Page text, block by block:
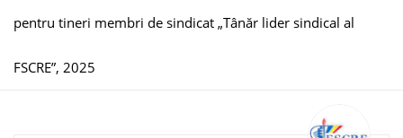
pentru tineri membri de sindicat „Tânăr lider sindical al
FSCRE”, 2025